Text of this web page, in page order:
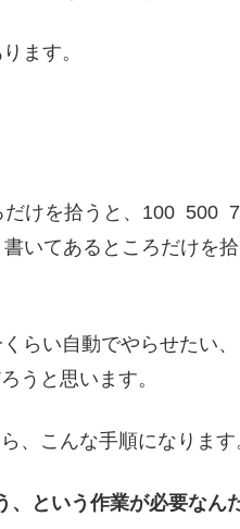
ます。
けを拾うと、100 500
いてあるところだけを
らい自動でやらせたい
うと思います。
、こんな手順になります
、という作業が必要なん